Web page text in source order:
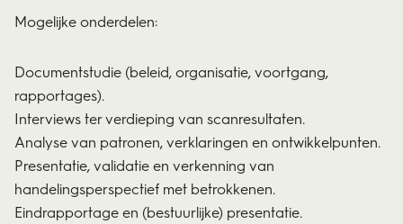
Mogelijke onderdelen:
Documentstudie (beleid, organisatie, voortgang,
rapportages).
Interviews ter verdieping van scanresultaten.
Analyse van patronen, verklaringen en ontwikkelpunten.
Presentatie, validatie en verkenning van
handelingsperspectief met betrokkenen.
Eindrapportage en (bestuurlijke) presentatie.